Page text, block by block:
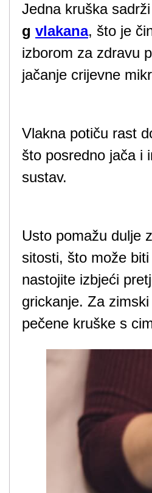
Jedna kruška
g vlakana, što je
izborom za zdravu
jačanje crijevne
Vlakna potiču rast
što posredno jača i
sustav.
Usto pomažu dulje
sitosti, što može
nastojite izbjeći
grickanje. Za zimski
pečene kruške s